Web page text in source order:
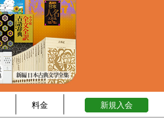
料金 新規入会